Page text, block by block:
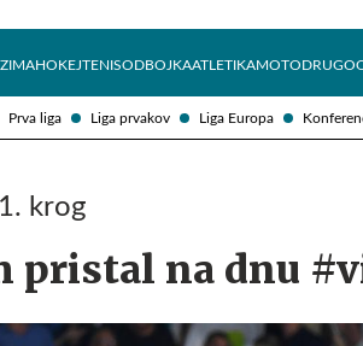
Prva liga Liga prvakov Liga Europa
ZIMAHOKEJTENISODBOJKAATLETIKAMOTODRUGO
krog
pristal na dnu